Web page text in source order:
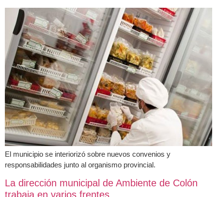
El municipio se interiorizó sobre nuevos convenios y
responsabilidades junto al organismo provincial.
La dirección municipal de Ambiente de Colón
trabaja en varios frentes